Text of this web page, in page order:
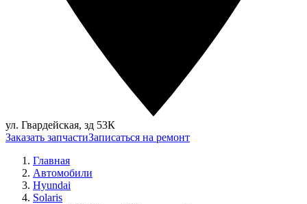
ул. Гвардейская, зд 53К
Заказать запчастиЗаписаться на ремонт
Главная
Автомобили
Hyundai
Solaris